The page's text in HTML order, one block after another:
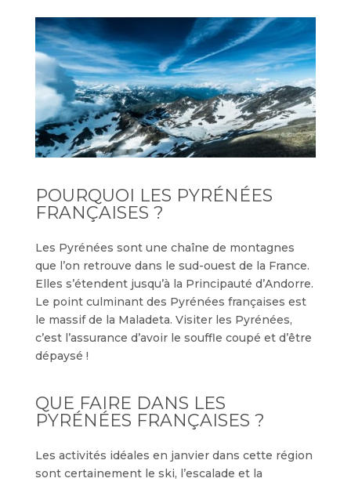
POURQUOI LES PYRÉNÉES
FRANÇAISES ?
Les Pyrénées sont une chaîne de montagnes
que l’on retrouve dans le sud-ouest de la France.
Elles s’étendent jusqu’à la Principauté d’Andorre.
Le point culminant des Pyrénées françaises est
le massif de la Maladeta. Visiter les Pyrénées,
c’est l’assurance d’avoir le souffle coupé et d’être
dépaysé !
QUE FAIRE DANS LES
PYRÉNÉES FRANÇAISES ?
Les activités idéales en janvier dans cette région
sont certainement le ski, l’escalade et la